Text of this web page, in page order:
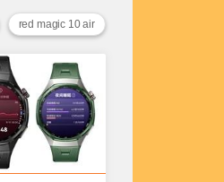
red magic 10 air